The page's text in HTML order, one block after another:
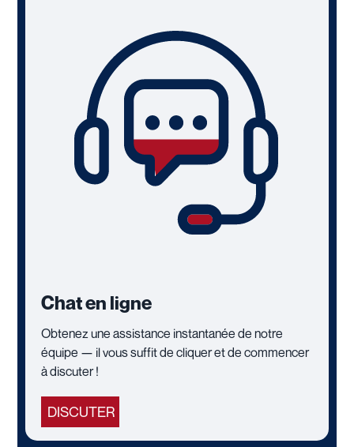
Chat en ligne
Obtenez une assistance instantanée de notre
équipe — il vous suffit de cliquer et de commencer
à discuter !
DISCUTER